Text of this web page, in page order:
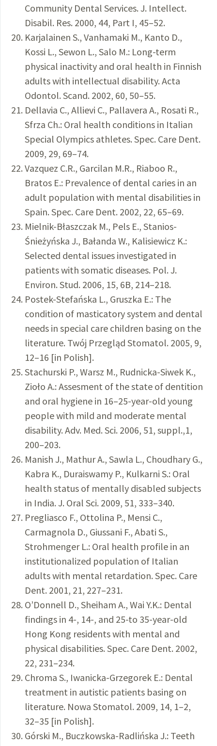
Community Dental Services. J. Intellect.
Disabil. Res. 2000, 44, Part I, 45–52.
Karjalainen S., Vanhamaki M., Kanto D.,
Kossi L., Sewon L., Salo M.: Long-term
physical inactivity and oral health in Finnish
adults with intellectual disability. Acta
Odontol. Scand. 2002, 60, 50–55.
Dellavia C., Allievi C., Pallavera A., Rosati R.,
Sfrza Ch.: Oral health conditions in Italian
Special Olympics athletes. Spec. Care Dent.
2009, 29, 69–74.
Vazquez C.R., Garcilan M.R., Riaboo R.,
Bratos E.: Prevalence of dental caries in an
adult population with mental disabilities in
Spain. Spec. Care Dent. 2002, 22, 65–69.
Mielnik-Błaszczak M., Pels E., Stanios-
Śnieżyńska J., Bałanda W., Kalisiewicz K.:
Selected dental issues investigated in
patients with somatic diseases. Pol. J.
Environ. Stud. 2006, 15, 6B, 214–218.
Postek-Stefańska L., Gruszka E.: The
condition of masticatory system and dental
needs in special care children basing on the
literature. Twój Przegląd Stomatol. 2005, 9,
12–16 [in Polish].
Stachurski P., Warsz M., Rudnicka-Siwek K.,
Zioło A.: Assesment of the state of dentition
and oral hygiene in 16–25-year-old young
people with mild and moderate mental
disability. Adv. Med. Sci. 2006, 51, suppl.,1,
200–203.
Manish J., Mathur A., Sawla L., Choudhary G.,
Kabra K., Duraiswamy P., Kulkarni S.: Oral
health status of mentally disabled subjects
in India. J. Oral Sci. 2009, 51, 333–340.
Pregliasco F., Ottolina P., Mensi C.,
Carmagnola D., Giussani F., Abati S.,
Strohmenger L.: Oral health profile in an
institutionalized population of Italian
adults with mental retardation. Spec. Care
Dent. 2001, 21, 227–231.
O’Donnell D., Sheiham A., Wai Y.K.: Dental
findings in 4-, 14-, and 25-to 35-year-old
Hong Kong residents with mental and
physical disabilities. Spec. Care Dent. 2002,
22, 231–234.
Chroma S., Iwanicka-Grzegorek E.: Dental
treatment in autistic patients basing on
literature. Nowa Stomatol. 2009, 14, 1–2,
32–35 [in Polish].
Górski M., Buczkowska-Radlińska J.: Teeth